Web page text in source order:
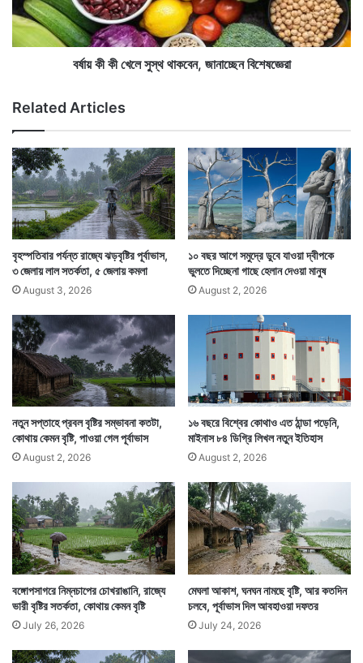
পূর্বাভাস দিয়েছে মৌসম ভবন। সেইসঙ্গে উত্তর বঙ্গোপসাগরে একটি
নিম্নচাপ সৃষ্টি হয়েছে। যার জেরে উত্তরবঙ্গের পাশাপাশি
নিম্নচাপের জেরে সামনের ২-৩ দিন ভাল বৃষ্টির সম্ভাবনা রয়েছে।
বৃষ্টি হবে কলকাতা সহ তার পার্শ্ববর্তী জেলাগুলিতেও।
ক্ষে
৫
জ
খোঁ
জ
৪
০
লে
সু
স্থ
ন
,
জা
না
চ্ছে
ন
বি
শে
ষ
জ্ঞে
রা
বর্ষায় কী কী খেলে সুস্থ থাকবেন, জানাচ্ছেন বিশেষজ্ঞেরা
Related Articles
বৃহস্পতিবার পর্যন্ত রাজ্যে ঝড়বৃষ্টির পূর্বাভাস,
৩ জেলায় লাল সতর্কতা, ৫ জেলায় কমলা
August 3, 2026
১০ বছর আগে সমুদ্রে ডুবে যাওয়া দ্বীপকে
ভুলতে দিচ্ছেনা গাছে হেলান দেওয়া মানুষ
August 2, 2026
নতুন সপ্তাহে প্রবল বৃষ্টির সম্ভাবনা কতটা,
কোথায় কেমন বৃষ্টি, পাওয়া গেল পূর্বাভাস
August 2, 2026
১৬ বছরে বিশ্বের কোথাও এত ঠান্ডা পড়েনি,
মাইনাস ৮৪ ডিগ্রি লিখল নতুন ইতিহাস
August 2, 2026
বঙ্গোপসাগরে নিম্নচাপের চোখরাঙানি, রাজ্যে
ভারী বৃষ্টির সতর্কতা, কোথায় কেমন বৃষ্টি
July 26, 2026
মেঘলা আকাশ, ঘনঘন নামছে বৃষ্টি, আর কতদিন
চলবে, পূর্বাভাস দিল আবহাওয়া দফতর
July 24, 2026